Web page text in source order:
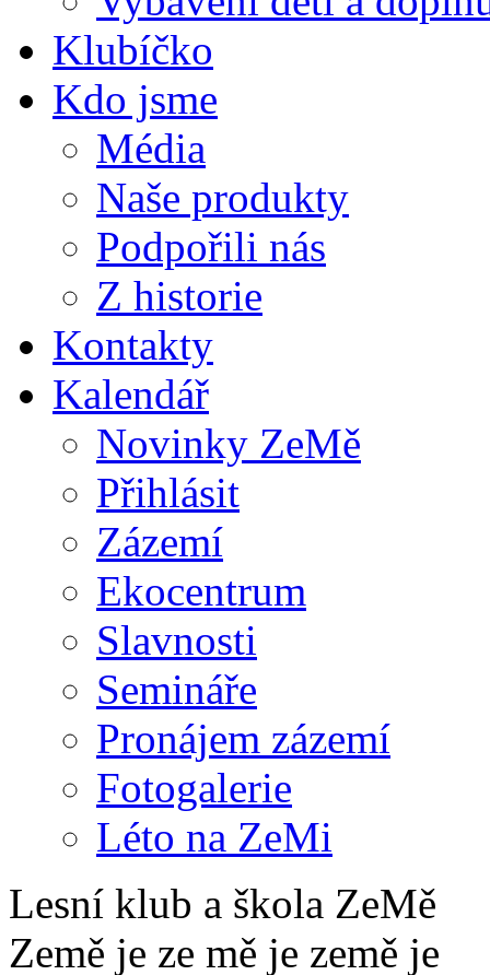
Klubíčko
Kdo jsme
Média
Naše produkty
Podpořili nás
Z historie
Kontakty
Kalendář
Novinky ZeMě
Přihlásit
Zázemí
Ekocentrum
Slavnosti
Semináře
Pronájem zázemí
Fotogalerie
Léto na ZeMi
Lesní klub a škola ZeMě
Země je ze mě je země je